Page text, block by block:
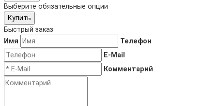
Выберите обязательные опции
Купить
Быстрый заказ
Имя
Телефон
E-Mail
Комментарий